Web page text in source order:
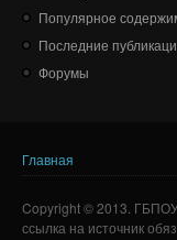
Популярное
Последние
Форумы
Вы здесь
Главная
Copyright © 2013.
ссылка на источник